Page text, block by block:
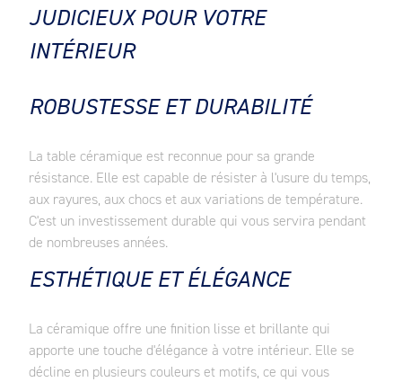
JUDICIEUX POUR VOTRE
INTÉRIEUR
ROBUSTESSE ET DURABILITÉ
La table céramique est reconnue pour sa grande
résistance. Elle est capable de résister à l'usure du temps,
aux rayures, aux chocs et aux variations de température.
C'est un investissement durable qui vous servira pendant
de nombreuses années.
ESTHÉTIQUE ET ÉLÉGANCE
La céramique offre une finition lisse et brillante qui
apporte une touche d'élégance à votre intérieur. Elle se
décline en plusieurs couleurs et motifs, ce qui vous